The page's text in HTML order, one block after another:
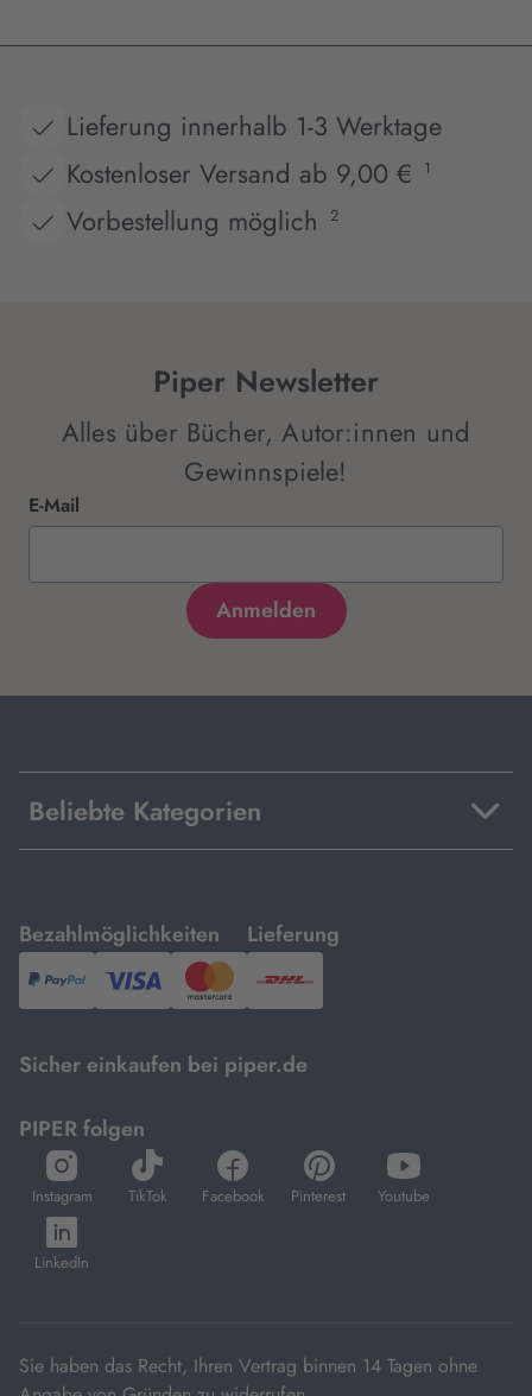
Lieferung innerhalb 1-3 Werktage
Kostenloser Versand ab 9,00 €
1
Vorbestellung möglich 2
Piper Newsletter
Alles über Bücher, Autor:innen und
Gewinnspiele!
E-Mail
Beliebte Kategorien
Bezahlmöglichkeiten
mit
PayPal,Visa
und
Lieferung
mit
DHL.
Sicher einkaufen bei piper.de
PIPER folgen
Instagram
öffnet
in
neuem
Tab
TikTok
öffnet
in
Facebook
öffnet
in
Pinterest
öffnet
in
Youtube
öffnet
in
LinkedIn
öffnet
in
Sie haben das Recht, Ihren Vertrag binnen 14 Tagen ohne